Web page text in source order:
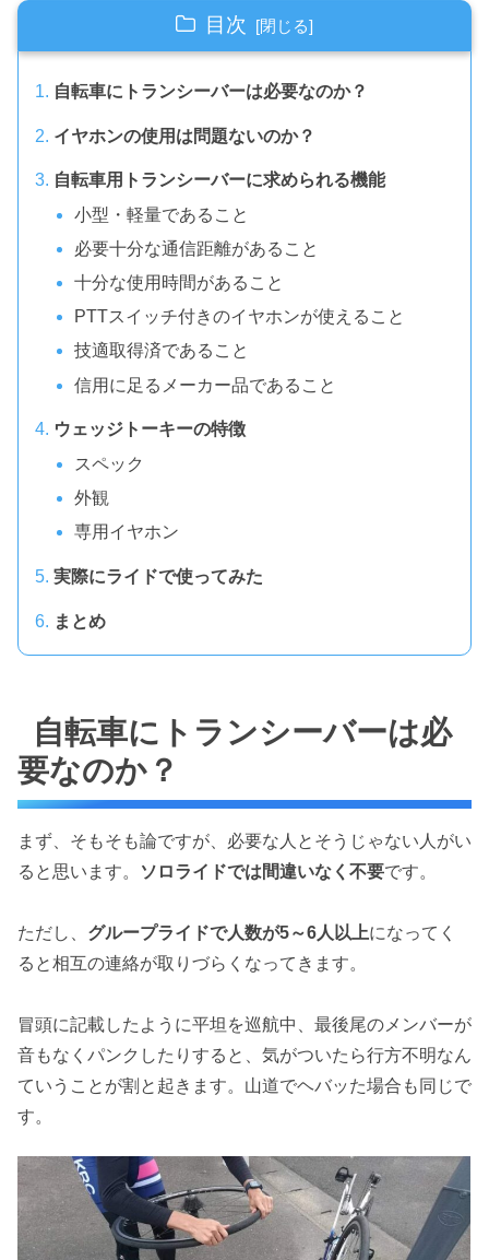
目次
自転車にトランシーバーは必要なのか？
イヤホンの使用は問題ないのか？
自転車用トランシーバーに求められる機能
小型・軽量であること
必要十分な通信距離があること
十分な使用時間があること
PTTスイッチ付きのイヤホンが使えること
技適取得済であること
信用に足るメーカー品であること
ウェッジトーキーの特徴
スペック
外観
専用イヤホン
実際にライドで使ってみた
まとめ
自転車にトランシーバーは必
要なのか？
まず、そもそも論ですが、必要な人とそうじゃない人がい
ると思います。
ソロライドでは間違いなく不要です。
ただし、 グループライドで人数が5～6人以上になってく
ると相互の連絡が取りづらくなってきます。
冒頭に記載したように平坦を巡航中、最後尾のメンバーが
音もなくパンクしたりすると、気がついたら行方不明なん
ていうことが割と起きます。山道でヘバッた場合も同じで
す。